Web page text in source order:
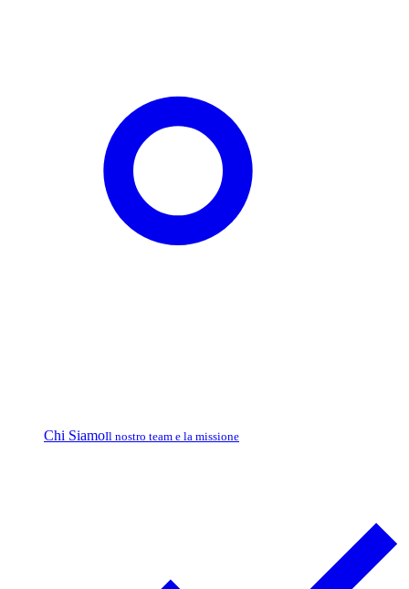
Chi SiamoIl nostro team e la missione